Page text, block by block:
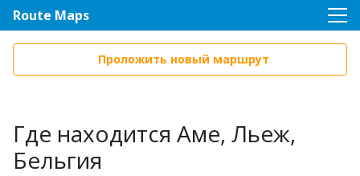
Route Maps
Проложить новый маршрут
Где находится Аме, Льеж,
Бельгия